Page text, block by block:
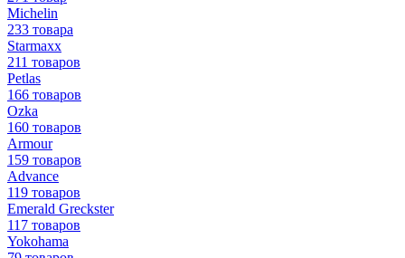
Michelin
233 товара
Starmaxx
211 товаров
Petlas
166 товаров
Ozka
160 товаров
Armour
159 товаров
Advance
119 товаров
Emerald Greckster
117 товаров
Yokohama